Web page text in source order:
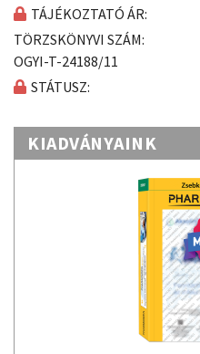
TÁJÉKOZTATÓ ÁR:
TÖRZSKÖNYVI SZÁM:
OGYI-T-24188/11
STÁTUSZ:
KIADVÁNYAINK